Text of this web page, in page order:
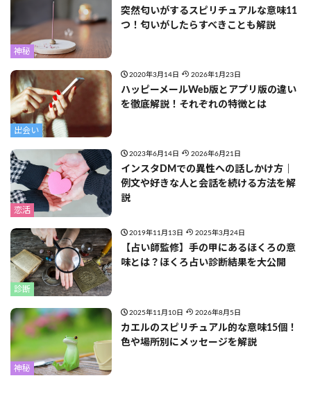
神秘
突然匂いがするスピリチュアルな意味11
つ！匂いがしたらすべきことも解説
出会い
2020年3月14日 2026年1月23日
ハッピーメールWeb版とアプリ版の違い
を徹底解説！それぞれの特徴とは
恋活
2023年6月14日 2026年6月21日
インスタDMでの異性への話しかけ方｜
例文や好きな人と会話を続ける方法を解
説
診断
2019年11月13日 2025年3月24日
【占い師監修】手の甲にあるほくろの意
味とは？ほくろ占い診断結果を大公開
神秘
2025年11月10日 2026年8月5日
カエルのスピリチュアル的な意味15個！
色や場所別にメッセージを解説